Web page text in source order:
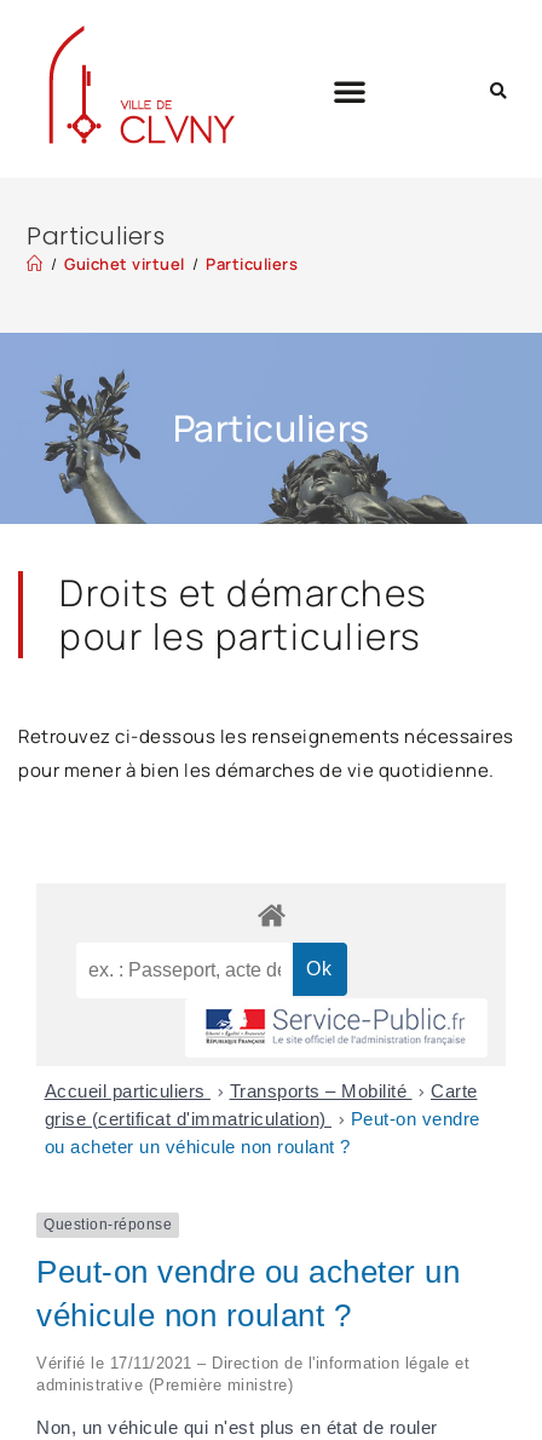
Particuliers
/ Guichet virtuel / Particuliers
Particuliers
Droits et démarches
pour les particuliers
Retrouvez ci-dessous les renseignements nécessaires
pour mener à bien les démarches de vie quotidienne.
Accueil particuliers > Transports – Mobilité > Carte
grise (certificat d'immatriculation)
> Peut-on vendre
ou acheter un véhicule non roulant ?
Question-réponse
Peut-on vendre ou acheter un
véhicule non roulant ?
Vérifié le 17/11/2021 – Direction de l'information légale et
administrative (Première ministre)
Non, un véhicule qui n'est plus en état de rouler